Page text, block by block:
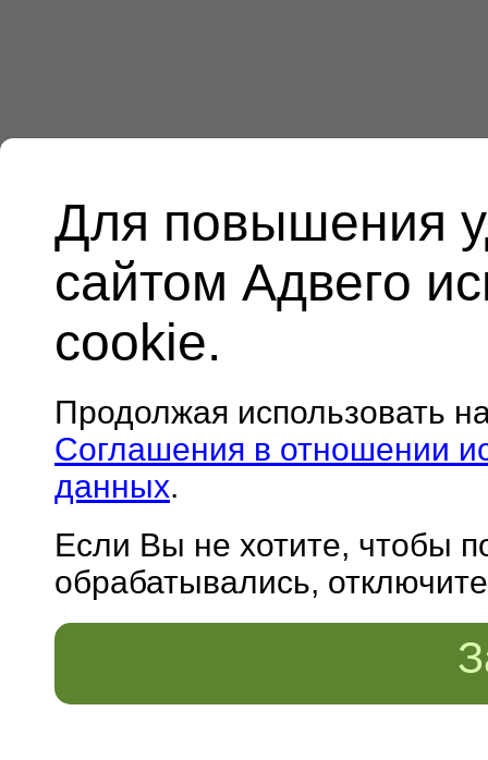
Для повышения
сайтом Адвего
cookie.
Продолжая использовать
Соглашения в отношении
данных.
Если Вы не хотите, чтобы
обрабатывались,